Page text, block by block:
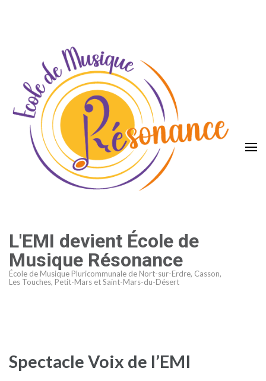
L'EMI devient École de
Musique Résonance
École de Musique Pluricommunale de Nort-sur-Erdre, Casson,
Les Touches, Petit-Mars et Saint-Mars-du-Désert
Spectacle Voix de l’EMI